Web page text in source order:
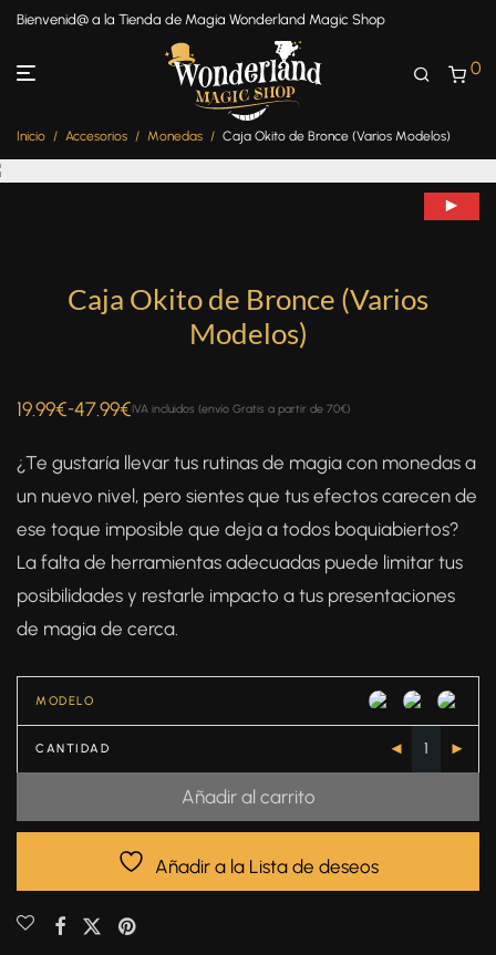
Bienvenid@ a la Tienda de Magia Wonderland Magic Shop
0
Inicio / Accesorios / Monedas / Caja Okito de Bronce (Varios Modelos)
Caja Okito de Bronce (Varios
Modelos)
19.99€-47.99€IVA incluidos (envío Gratis a partir de 70€)
¿Te gustaría llevar tus rutinas de magia con monedas a
un nuevo nivel, pero sientes que tus efectos carecen de
ese toque imposible que deja a todos boquiabiertos?
La falta de herramientas adecuadas puede limitar tus
posibilidades y restarle impacto a tus presentaciones
de magia de cerca.
MODELO
CANTIDAD
Añadir al carrito
Añadir a la Lista de deseos